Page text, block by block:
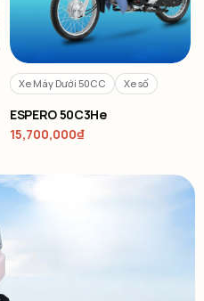
Xe Máy Dưới 50CC Xe số
ESPERO 50C3He
15,700,000₫